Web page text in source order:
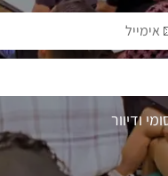
ודיוור